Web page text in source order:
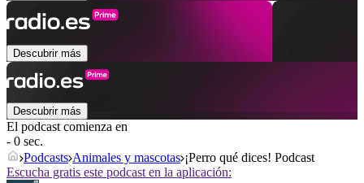
Descubrir más
Descubrir más
El podcast comienza en
- 0 sec.
Podcasts Animales y mascotas ¡Perro qué dices! Podcast
Escucha gratis este podcast en la aplicación: